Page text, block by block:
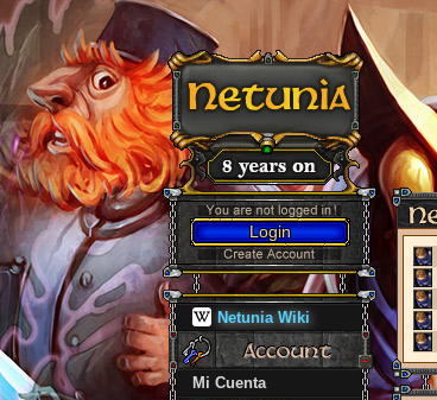
Login
Netunia Wiki
Mi Cuenta